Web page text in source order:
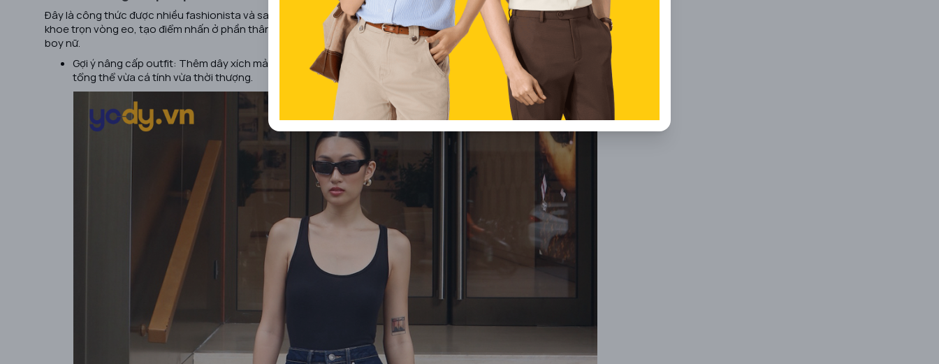
Đây là công thức được nhiều fashionista và sao quốc tế như Hailey Bieber “lăng xê” nhiệt tình. Áo crop-top giúp
khoe trọn vòng eo, tạo điểm nhấn ở phần thân trên, từ đó cân bằng hoàn hảo với phom quần rộng của quần bò
boy nữ.
Gợi ý nâng cấp outfit: Thêm dây xích mảnh, nhẫn ánh kim hoặc khoác ngoài một chiếc blazer dáng rộng để
tổng thể vừa cá tính vừa thời thượng.